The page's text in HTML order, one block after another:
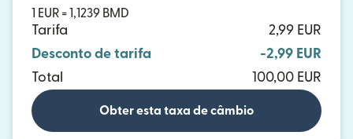
1 EUR = 1,1239 BMD
Tarifa
2,99 EUR
Desconto de tarifa
-2,99 EUR
Total
100,00 EUR
Obter esta taxa de câmbio